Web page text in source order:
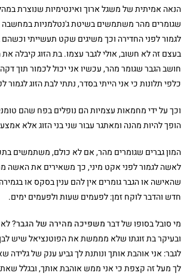
הנאה אמיתית של משגל ארוך ואינטימיות שנוצרת
שגומרים מהר משתמשים בשיטת ג'נטלמניות
לגמור לפני החדירה וכך משיגים שקט תעשייתי
בעצם זה לא חשוב, אולי לגבר עצמו. בת הזוג קיבלה
חושב הגבר שגומר מהר, עכשיו אני יכול לכמור תוך
כלפי תלונות כי אני הייתי בסדר, נתתי לבת הזוג לגמור
וכך על ידי מחמאות עצמיות הם נופלים בפח שהם
הופך להיות מהנה ומאתגר עבור שני בני הזוג אלא
המון גברים שגומרים מהר, אם לא כולם, משתמשים
לאשה לגמור לפני אקט מיני, כך משאירים את האשה
שהאישה או הגבר גומרים אין להם ענין בסקס או
חדש והדבר לוקח זמן: לפעמים שעות ולפעמים ימים.
מי סובל בסופו של דברמשפיכה מהירה של הגבר?
ובעיקר בת זוגתו שלא מממשת את הפוטנציאל שיש
לגבר: אני אוהבת אותך ונותנת לך גביע ענק של גלידה
לך מעל זה קצפת כי אני ממש אוהבת אותך, ובגלל